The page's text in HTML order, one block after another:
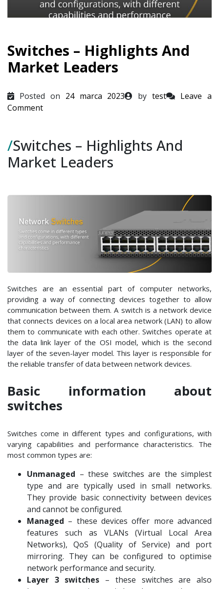
Switches – Highlights And
Market Leaders
Posted on 24 marca 2023 bytest
Leave a
Commenton
Highlights
And
Market
/Switches – Highlights And
Market Leaders
Switches are an essential part of computer networks,
providing a way of connecting devices together to allow
communication between them. A switch is a network device
that connects devices on a local area network (LAN) to allow
them to communicate with each other. Switches operate at
the data link layer of the OSI model, which is the second
layer of the seven-layer model. This layer is responsible for
the reliable transfer of data between network devices.
Basic information about
switches
Switches come in different types and configurations, with
varying capabilities and performance characteristics. The
most common types are:
Unmanaged – these switches are the simplest
type and are typically used in small networks.
They provide basic connectivity between devices
and cannot be configured.
Managed – these devices offer more advanced
features such as VLANs (Virtual Local Area
Networks), QoS (Quality of Service) and port
mirroring. They can be configured to optimise
network performance and security.
Layer 3 switches – these switches are also